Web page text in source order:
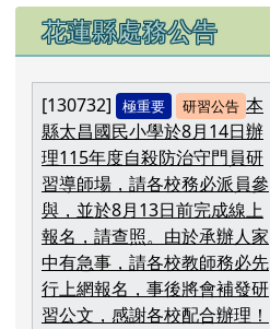
花蓮縣處務公告
[130732] 極重要 研習公告
本
縣太昌國民小學於8月14日辦
理115年度自殺防治守門員研
習導師場，請各校務必派員參
與，並於8月13日前完成線上
報名，請查照。由於承辦人家
中有急事，請各校教師務必先
行上網報名，事後將會補發研
習公文，感謝各校配合辦理！